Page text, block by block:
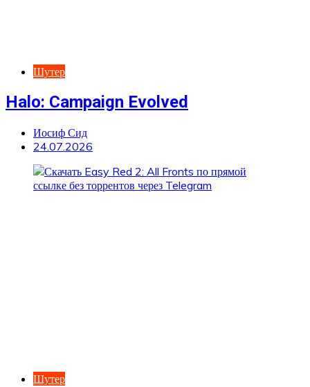
Шутер
Halo: Campaign Evolved
Иосиф Сид
24.07.2026
Шутер